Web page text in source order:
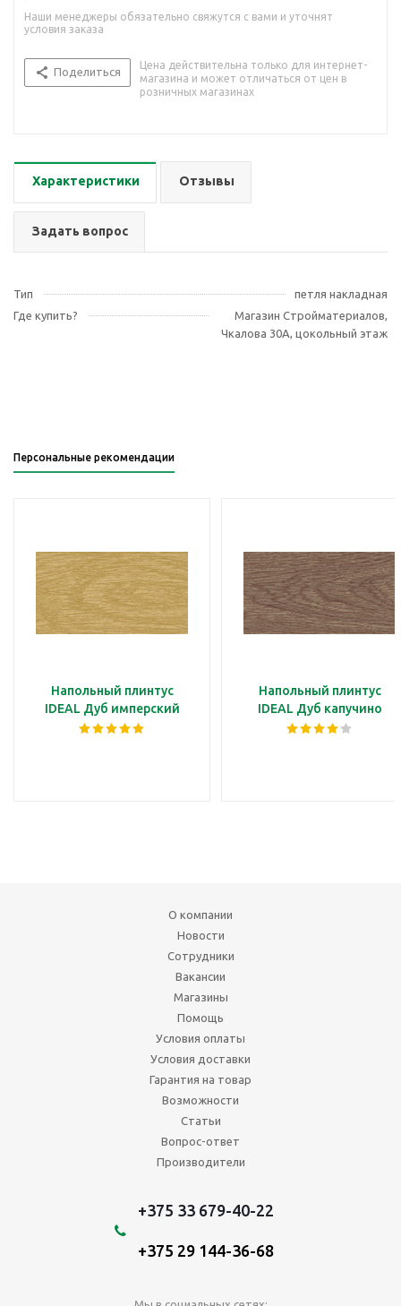
Наши менеджеры обязательно свяжутся с вами и уточнят
условия заказа
Поделиться
Цена действительна только для интернет-
магазина и может отличаться от цен в
розничных магазинах
Характеристики Отзывы
Задать вопрос
Тип
петля накладная
Где купить?
Магазин Стройматериалов,
Чкалова 30А, цокольный этаж
Персональные рекомендации
Напольный плинтус
IDEAL Дуб имперский
Напольный плинтус
IDEAL Дуб капучино
О компании
Новости
Сотрудники
Вакансии
Магазины
Помощь
Условия оплаты
Условия доставки
Гарантия на товар
Возможности
Статьи
Вопрос-ответ
Производители
+375 33 679-40-22
+375 29 144-36-68